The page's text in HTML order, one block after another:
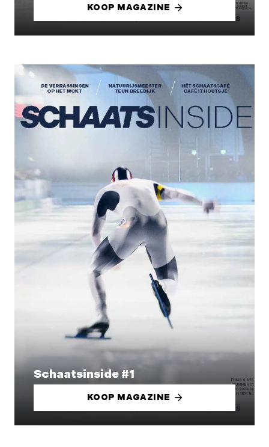
KOOP MAGAZINE
Schaatsinside #1
KOOP MAGAZINE